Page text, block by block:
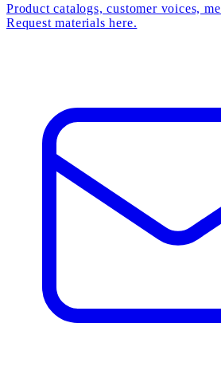
Product catalogs, customer voices,
Request materials here.